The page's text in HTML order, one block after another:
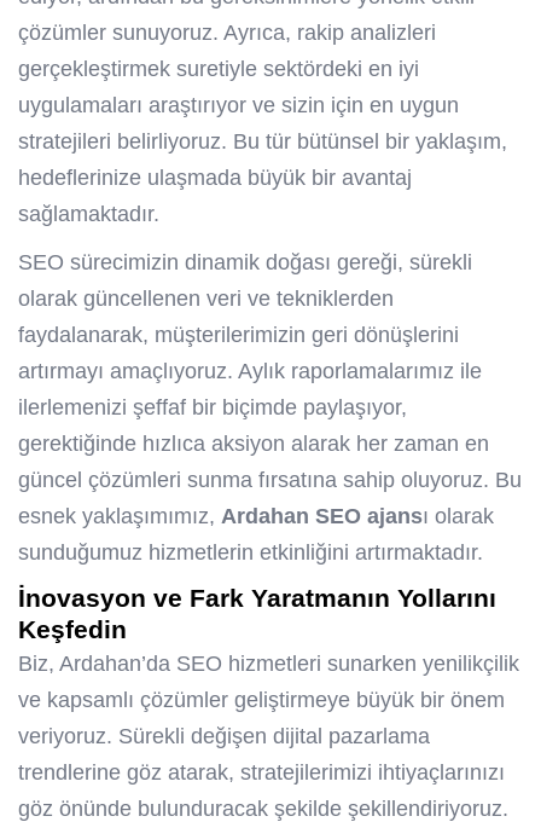
çözümler sunuyoruz. Ayrıca, rakip analizleri
gerçekleştirmek suretiyle sektördeki en iyi
uygulamaları araştırıyor ve sizin için en uygun
stratejileri belirliyoruz. Bu tür bütünsel bir yaklaşım,
hedeflerinize ulaşmada büyük bir avantaj
sağlamaktadır.
SEO sürecimizin dinamik doğası gereği, sürekli
olarak güncellenen veri ve tekniklerden
faydalanarak, müşterilerimizin geri dönüşlerini
artırmayı amaçlıyoruz. Aylık raporlamalarımız ile
ilerlemenizi şeffaf bir biçimde paylaşıyor,
gerektiğinde hızlıca aksiyon alarak her zaman en
güncel çözümleri sunma fırsatına sahip oluyoruz. Bu
esnek yaklaşımımız, Ardahan SEO ajansı olarak
sunduğumuz hizmetlerin etkinliğini artırmaktadır.
İnovasyon ve Fark Yaratmanın Yollarını
Keşfedin
Biz, Ardahan’da SEO hizmetleri sunarken yenilikçilik
ve kapsamlı çözümler geliştirmeye büyük bir önem
veriyoruz. Sürekli değişen dijital pazarlama
trendlerine göz atarak, stratejilerimizi ihtiyaçlarınızı
göz önünde bulunduracak şekilde şekillendiriyoruz.